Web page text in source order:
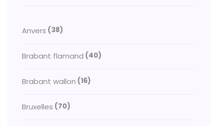
Anvers (38)
Brabant flamand (40)
Brabant wallon (16)
Bruxelles (70)